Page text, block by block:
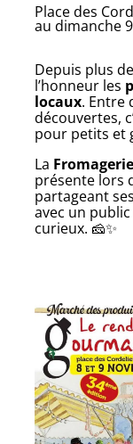
Place des
au dimanche
Depuis plus de
l’honneur les
locaux. Entre
découvertes,
pour petits et
La
présente lors
partageant
avec un
curieux. 🧀✨